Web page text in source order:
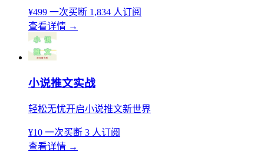
¥499 一次买断 1,834 人订阅
查看详情 →
小说推文实战
轻松无忧开启小说推文新世界
¥10 一次买断 3 人订阅
查看详情 →